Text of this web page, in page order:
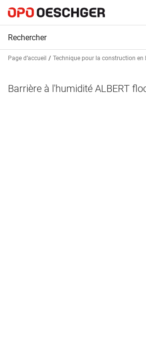
Page d’accueil Technique pour la construction en
Barrière à l'humidité ALBERT